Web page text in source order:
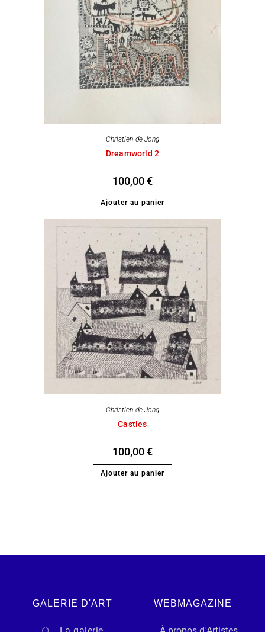
Christien de Jong
Dreamworld 2
100,00€
Ajouter au panier
Christien de Jong
Castles
100,00€
Ajouter au panier
GALERIE D'ART WEBMAGAZINE